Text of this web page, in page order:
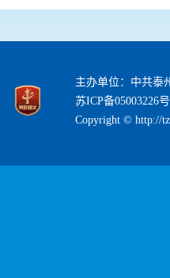
主办单位：中共泰
苏ICP备05003226号
Copyright © http://